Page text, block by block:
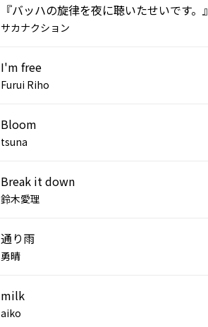
『バッハの旋律を夜に聴いたせいです。』
サカナクション
I'm free
Furui Riho
Bloom
tsuna
Break it down
鈴木愛理
通り雨
勇晴
milk
aiko